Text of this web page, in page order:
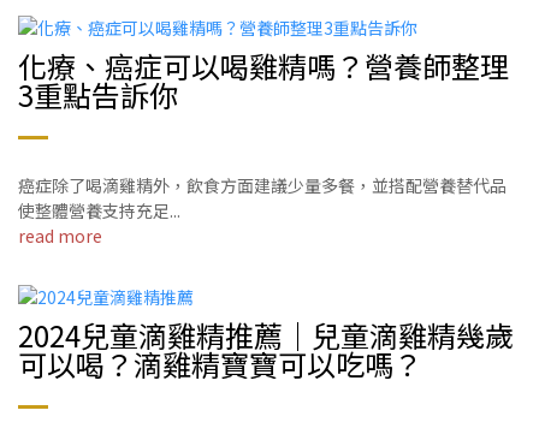
化療、癌症可以喝雞精嗎？營養師整理
3重點告訴你
癌症除了喝滴雞精外，飲食方面建議少量多餐，並搭配營養替代品
使整體營養支持充足...
read more
2024兒童滴雞精推薦｜兒童滴雞精幾歲
可以喝？滴雞精寶寶可以吃嗎？